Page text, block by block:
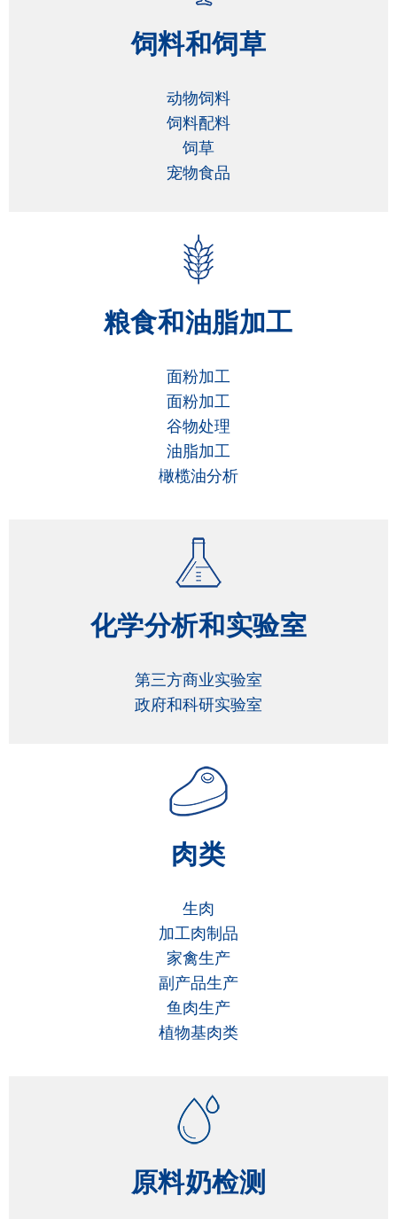
饲料和饲草
动物饲料
饲料配料
饲草
宠物食品
粮食和油脂加工
面粉加工
面粉加工
谷物处理
油脂加工
橄榄油分析
化学分析和实验室
第三方商业实验室
政府和科研实验室
肉类
生肉
加工肉制品
家禽生产
副产品生产
鱼肉生产
植物基肉类
原料奶检测